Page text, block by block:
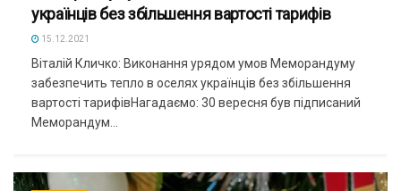
українців без збільшення вартості тарифів
15.12.2021
Віталій Кличко: Виконання урядом умов Меморандуму
забезпечить тепло в оселях українців без збільшення
вартості тарифівНагадаємо: 30 вересня був підписаний
Меморандум...